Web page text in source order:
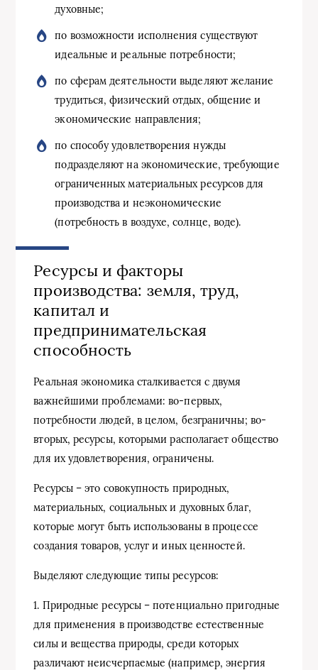
духовные;
по возможности исполнения существуют
идеальные и реальные потребности;
по сферам деятельности выделяют желание
трудиться, физический отдых, общение и
экономические направления;
по способу удовлетворения нужды
подразделяют на экономические, требующие
ограниченных материальных ресурсов для
производства и неэкономические
(потребность в воздухе, солнце, воде).
Ресурсы и факторы
производства: земля, труд,
капитал и
предпринимательская
способность
Реальная экономика сталкивается с двумя
важнейшими проблемами: во-первых,
потребности людей, в целом, безграничны; во-
вторых, ресурсы, которыми располагает общество
для их удовлетворения, ограничены.
Ресурсы – это совокупность природных,
материальных, социальных и духовных благ,
которые могут быть использованы в процессе
создания товаров, услуг и иных ценностей.
Выделяют следующие типы ресурсов:
1. Природные ресурсы – потенциально пригодные
для применения в производстве естественные
силы и вещества природы, среди которых
различают неисчерпаемые (например, энергия